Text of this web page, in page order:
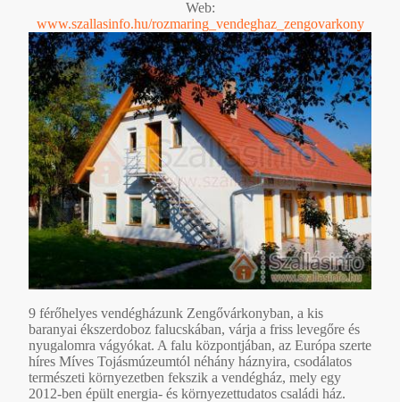
Web:
www.szallasinfo.hu/rozmaring_vendeghaz_zengovarkony
9 férőhelyes vendégházunk Zengővárkonyban, a kis
baranyai ékszerdoboz falucskában, várja a friss levegőre és
nyugalomra vágyókat. A falu központjában, az Európa szerte
híres Míves Tojásmúzeumtól néhány háznyira, csodálatos
természeti környezetben fekszik a vendégház, mely egy
2012-ben épült energia- és környezettudatos családi ház.